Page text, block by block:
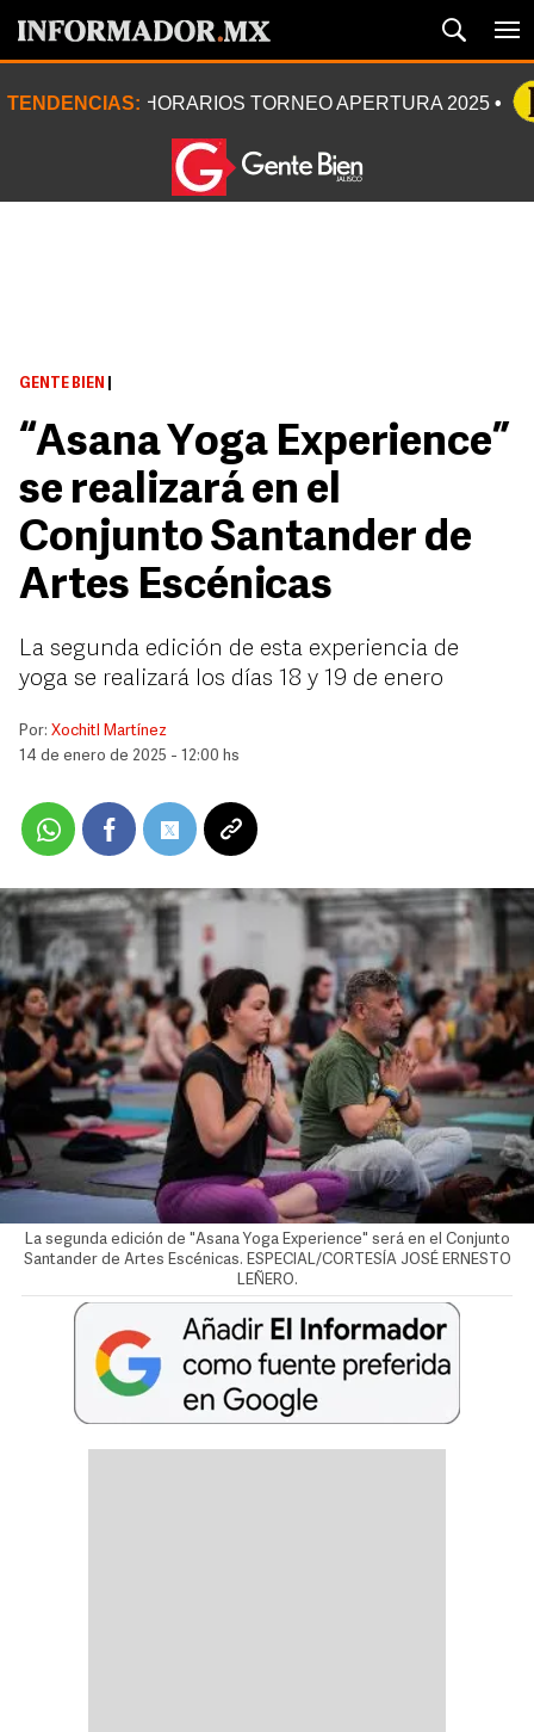
TENDENCIAS: HORARIOS TORNEO APERTURA 2025
GENTE BIEN
“Asana Yoga Experience”
se realizará en el
Conjunto Santander de
Artes Escénicas
La segunda edición de esta experiencia de
yoga se realizará los días 18 y 19 de enero
Por: Xochitl Martínez
14 de enero de 2025 - 12:00 hs
La segunda edición de "Asana Yoga Experience" será en el Conjunto
Santander de Artes Escénicas. ESPECIAL/CORTESÍA JOSÉ ERNESTO
LEÑERO.